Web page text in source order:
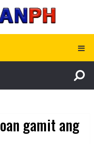
gamit ang